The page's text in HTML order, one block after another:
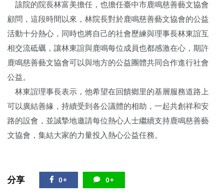
該院的院長林富美擔任，也擔任臺中市鹿鳴慈善藝文協會
顧問，這段時間以來，林院長對於鹿鳴慈善藝文協會的公益
活動十分熱心，同時也將自己的社會歷練與理事長林東誼互
相交流砥礪，讓林東誼與鹿鳴每位成員也都感激在心，期許
鹿鳴慈善藝文協會可以與地方的公益團體共同合作進行社會
公益。
林東誼理事長表示，他希望在回饋鄉里的基層服務道路上
可以廣結善緣，持續受到各公議體的相助，一起共創祥和安
路的設會，並誠摯地邀請每位熱心人士繼續支持鹿鳴慈善藝
文協會，集結大家的力量投入熱心公益任務。
分享 0+ 0+